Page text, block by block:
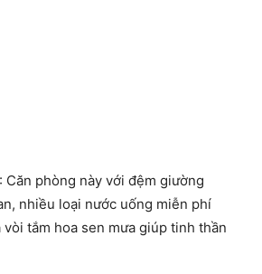
Căn phòng này với đệm giường
nhiều loại nước uống miễn phí
tắm hoa sen mưa giúp tinh thần